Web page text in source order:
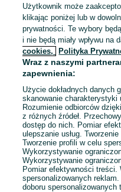
E-mail
Hasło
Użytkownik może
klikając poniżej lub w
prywatności. Te wybory
i nie będą miały wpływu na
cookies,
Polityka
Wraz z naszymi
zapewnienia:
Użycie dokładnych danych
skanowanie charakterystyki
Rozumienie odbiorców
z różnych źródeł.
dostęp do nich. Pomiar
ulepszanie usług.
Tworzenie profili w celu
Wykorzystywanie
Wykorzystywanie
Pomiar efektywności treści.
spersonalizowanych
doboru spersonalizowanych